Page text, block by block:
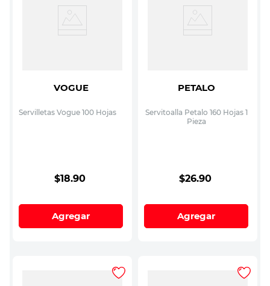
VOGUE
Servilletas Vogue 100 Hojas
$18.90
Agregar
PETALO
Servitoalla Petalo 160 Hojas 1
Pieza
$26.90
Agregar